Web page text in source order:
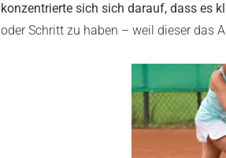
konzentrierte sich sich darauf, dass es
oder Schritt zu haben – weil dieser das